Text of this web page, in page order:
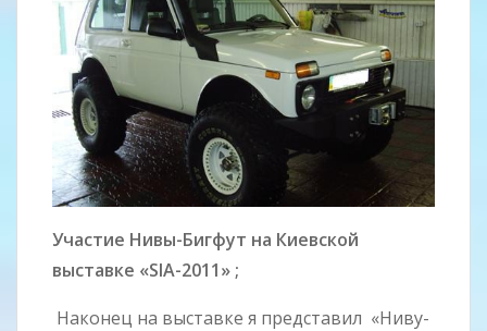
Участие Нивы-Бигфут на Киевской
выставке «SIA-2011» ;
Наконец на выставке я представил «Ниву-